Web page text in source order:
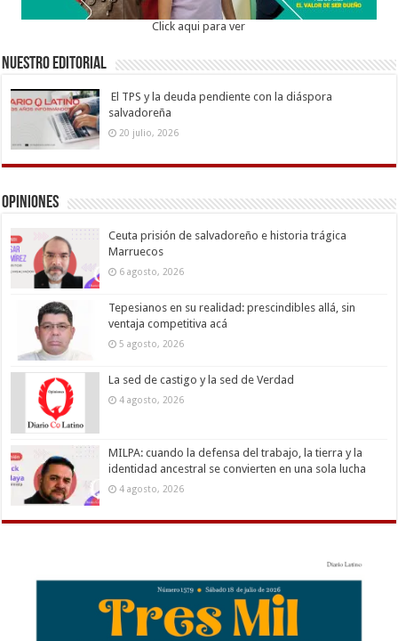
Click aqui para ver
Nuestro Editorial
El TPS y la deuda pendiente con la diáspora
salvadoreña
20 julio, 2026
Opiniones
Ceuta prisión de salvadoreño e historia trágica
Marruecos
6 agosto, 2026
Tepesianos en su realidad: prescindibles allá, sin
ventaja competitiva acá
5 agosto, 2026
La sed de castigo y la sed de Verdad
4 agosto, 2026
MILPA: cuando la defensa del trabajo, la tierra y la
identidad ancestral se convierten en una sola lucha
4 agosto, 2026